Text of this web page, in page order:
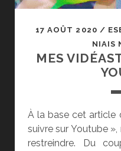
17 AOÛT 2020 /
NIAIS
MES
À la base cet article
suivre sur Youtube »,
restreindre. Du